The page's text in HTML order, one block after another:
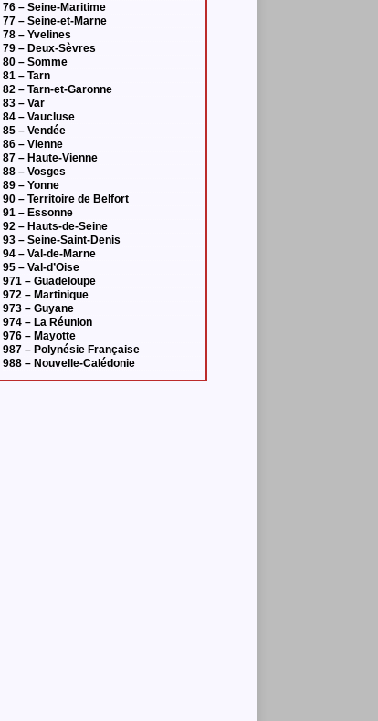
76 – Seine-Maritime
77 – Seine-et-Marne
78 – Yvelines
79 – Deux-Sèvres
80 – Somme
81 – Tarn
82 – Tarn-et-Garonne
83 – Var
84 – Vaucluse
85 – Vendée
86 – Vienne
87 – Haute-Vienne
88 – Vosges
89 – Yonne
90 – Territoire de Belfort
91 – Essonne
92 – Hauts-de-Seine
93 – Seine-Saint-Denis
94 – Val-de-Marne
95 – Val-d’Oise
971 – Guadeloupe
972 – Martinique
973 – Guyane
974 – La Réunion
976 – Mayotte
987 – Polynésie Française
988 – Nouvelle-Calédonie